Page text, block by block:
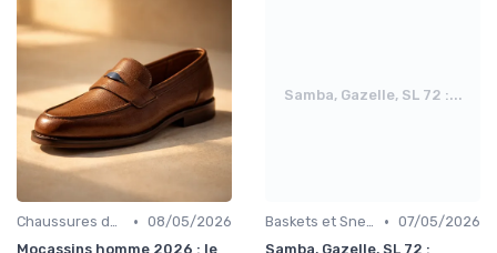
Chaussures de Ville • 08/05/2026
Mocassins homme 2026 : le
Samba, Gazelle, SL 72 :...
Baskets et Sneakers • 07/05/2026
Samba, Gazelle, SL 72 :